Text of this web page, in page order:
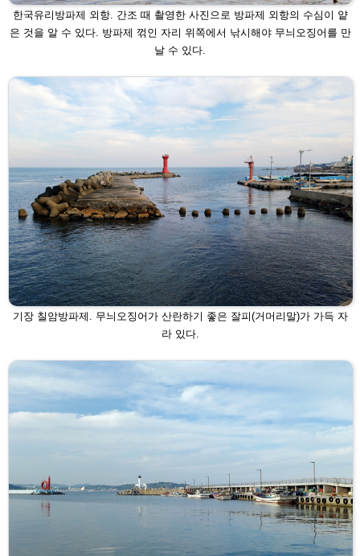
한국유리방파제 외항. 간조 때 촬영한 사진으로 방파제 외항의 수심이 얕
은 것을 알 수 있다. 방파제 꺾인 자리 위쪽에서 낚시해야 무늬오징어 를 만
날 수 있다.
기장 칠암방파제. 무늬오징어가 산란하기 좋은 잘피(거머리말)가 가득 자
라 있다.